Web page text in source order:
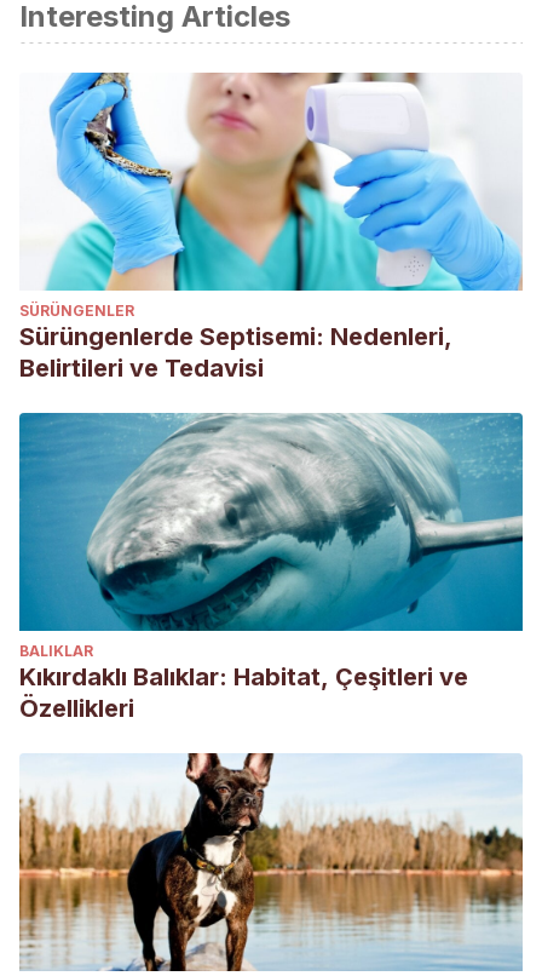
Interesting Articles
SÜRÜNGENLER
Sürüngenlerde Septisemi: Nedenleri,
Belirtileri ve Tedavisi
BALIKLAR
Kıkırdaklı Balıklar: Habitat, Çeşitleri ve
Özellikleri